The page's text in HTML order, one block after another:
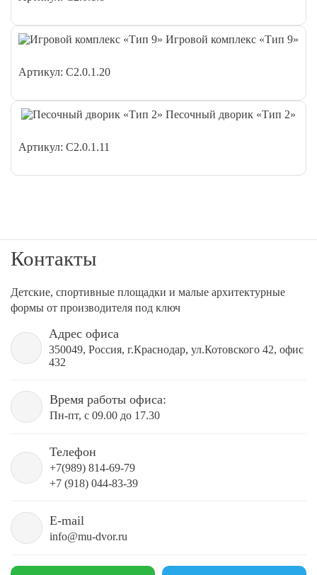
Игровой комплекс «Тип 9»
Артикул: С2.0.1.20
Песочный дворик «Тип 2»
Артикул: С2.0.1.11
Контакты
Детские, спортивные площадки и малые архитектурные
формы от производителя под ключ
Адрес офиса
350049, Россия, г.Краснодар, ул.Котовского 42, офис
432
Время работы офиса:
Пн-пт, с 09.00 до 17.30
Телефон
+7(989) 814-69-79
+7 (918) 044-83-39
E-mail
info@mu-dvor.ru